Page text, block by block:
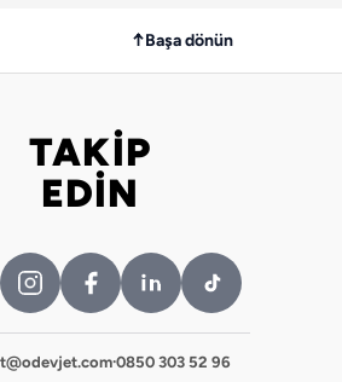
↑Başa dönün
edin
TAKİP
EDİN
·0850 303 52 96